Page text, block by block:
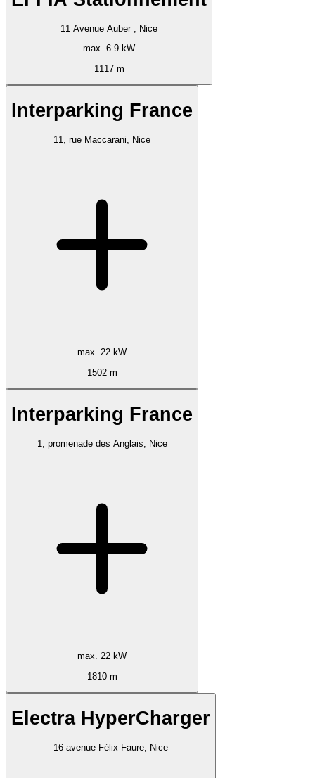
11 Avenue Auber , Nice
max. 6.9 kW
1117 m
Interparking France
11, rue Maccarani, Nice
max. 22 kW
1502 m
Interparking France
1, promenade des Anglais, Nice
max. 22 kW
1810 m
Electra HyperCharger
16 avenue Félix Faure, Nice